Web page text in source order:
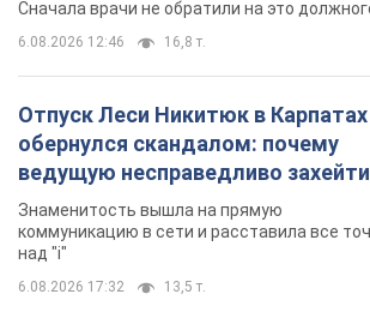
"Динамо" с победы стартовало в
квалификации Лиги конференций.
Видео
Матч прошел в Люблине
9 годин тому 2,5 т.